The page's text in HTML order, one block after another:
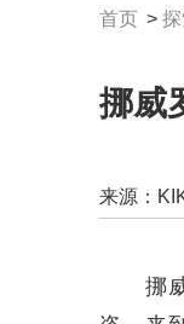
首页 >
挪威
来源：
挪威